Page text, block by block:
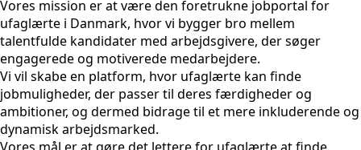
Vores mission er at være den foretrukne jobportal for
ufaglærte i Danmark, hvor vi bygger bro mellem
talentfulde kandidater med arbejdsgivere, der søger
engagerede og motiverede medarbejdere.
Vi vil skabe en platform, hvor ufaglærte kan finde
jobmuligheder, der passer til deres færdigheder og
ambitioner, og dermed bidrage til et mere inkluderende og
dynamisk arbejdsmarked.